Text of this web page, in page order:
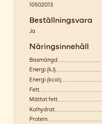
10502013
Beställningsvara
Ja
Näringsinnehåll
Basmängd
Energi (kJ)
Energi (kcal)
Fett
Mättat fett
Kolhydrat
Protein